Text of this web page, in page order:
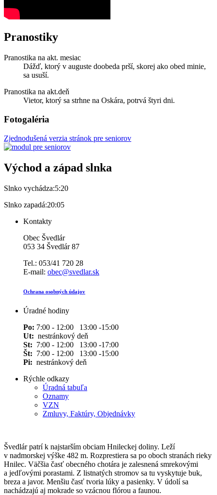
Pranostiky
Pranostika na akt. mesiac
Dážď, ktorý v auguste doobeda prší, skorej ako obed minie,
sa usuší.
Pranostika na akt.deň
Vietor, ktorý sa strhne na Oskára, potrvá štyri dni.
Fotogaléria
Zjednodušená verzia stránok pre seniorov
Východ a západ slnka
Slnko vychádza:5:20
Slnko zapadá:20:05
Kontakty
Obec Švedlár
053 34 Švedlár 87
Tel.: 053/41 720 28
E-mail: obec@svedlar.sk
Ochrana osobných údajov
Úradné hodiny
Po: 7:00 - 12:00 13:00 -15:00
Ut: nestránkový deň
St: 7:00 - 12:00 13:00 -17:00
Št: 7:00 - 12:00 13:00 -15:00
Pi: nestránkový deň
Rýchle odkazy
Úradná tabuľa
Oznamy
VZN
Zmluvy, Faktúry, Objednávky
Švedlár patrí k najstarším obciam Hnileckej doliny. Leží
v nadmorskej výške 482 m. Rozprestiera sa po oboch stranách rieky
Hnilec. Väčšia časť obecného chotára je zalesnená smrekovými
a jedľovými porastami. Z listnatých stromov sa tu vyskytuje buk,
breza a javor. Menšiu časť tvoria lúky a pasienky. V údolí sa
nachádzajú aj mokrade so vzácnou flórou a faunou.